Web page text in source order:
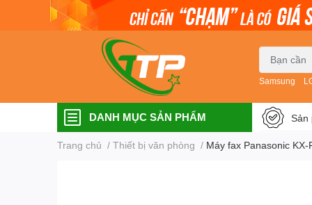
Samsung
DANH MỤC SẢN PHẨM Sản
Trang chủ / Thiết bị văn phòng / Máy fax Panasonic